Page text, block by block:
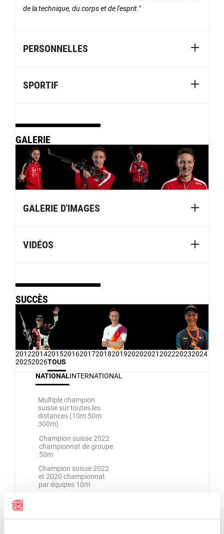
de la technique, du corps et de l'esprit.
PERSONNELLES
SPORTIF
GALERIE
GALERIE D'IMAGES
VIDÉOS
SUCCÈS
201220142015201620172018201920202021202220232024
20252026TOUS
NATIONALINTERNATIONAL
Multiple champion
suisse sur toutes les
distances (10m 50m
300m)
Champion suisse 2022
championnat de groupe
50m
Champion suisse 2022
et 2020 championnat
par équipes 10m